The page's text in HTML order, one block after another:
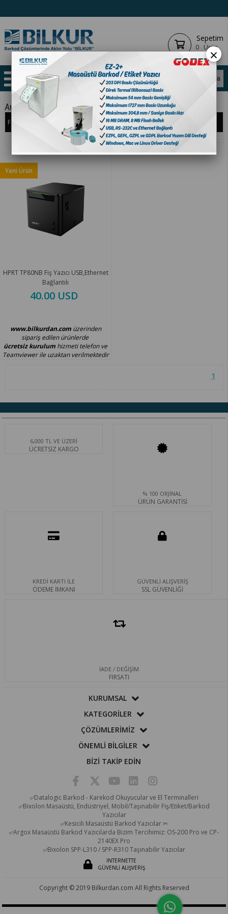
Sepetim
0 Ürün
Anasayfa YAZICILAR BARKOD YAZICILAR
Filtreleme Sıralama
HPRT TP80NB Fiş Yazıcı USB,Ethernet
Bağlantılı
40.00 USD
Yeni Ürün
www.bilkurdan.com üzerinden
sipariş edilen ürünlerde
ücretsiz kurulum hizmeti telefon ve
Teamviewer ile uzaktan verilmektedir
1
6,000 TL VE ÜZERİ
ÜCRETSİZ KARGO
% 100 ORJİNAL
ÜRÜN GARANTİSİ
KREDİ KARTI İLE
ÖDEME İMKANI
GÜVENLİ ALIŞVERİŞ
SSL GÜVENLİĞİ
İADE / DEĞİŞİM
FIRSATI
KURUMSAL
KATEGORİLER
ÇÖZÜMLERİMİZ
ÖNEMLİ BİLGİLER
BİZİ TAKİP EDİN
✅Datalogic Barkod - Karekod Okuyucular ve El Terminalleri
✅Bixolon Masaüstü, Endüstriyel, Mobil/Taşınabilir Fiş/Etiket/Barkod
Yazıcılar
✅Kesicili Masaüstü Barkod Yazıcılar ✂
✅Argox Masaüstü Barkod Yazıcılarda Bizim Tercihimiz: OS-200 Pro ve CP-
2140EX Pro
✅Bixolon SPP-L310 / SPP-R310 Taşınabilir Yazıcılar
İNTERNETTE
GÜVENLİ ALIŞVERİŞ
Copyright © 2019 Bilkurdan.com All Rights Reserved
×